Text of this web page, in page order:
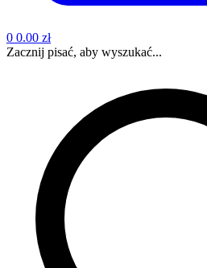
0 0.00 zł
Zacznij pisać, aby wyszukać...